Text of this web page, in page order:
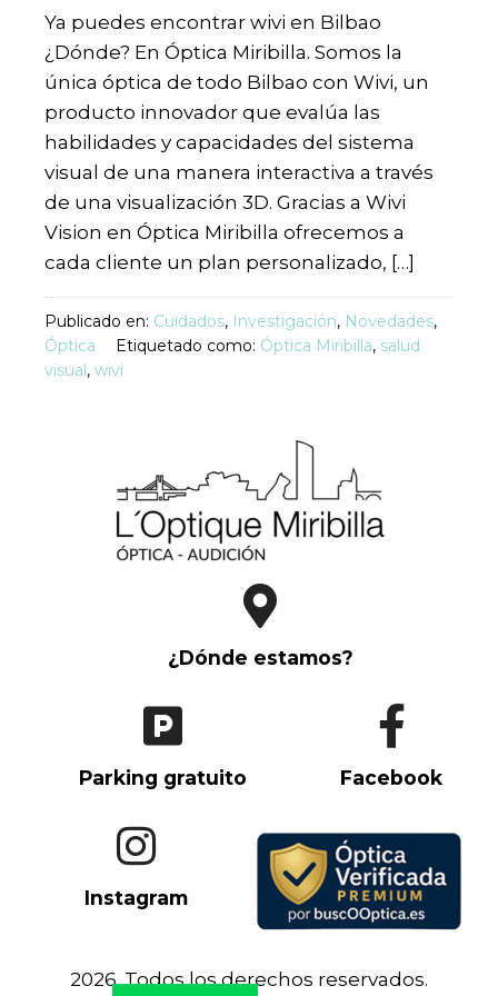
Ya puedes encontrar wivi en Bilbao
¿Dónde? En Óptica Miribilla. Somos la
única óptica de todo Bilbao con Wivi, un
producto innovador que evalúa las
habilidades y capacidades del sistema
visual de una manera interactiva a través
de una visualización 3D. Gracias a Wivi
Vision en Óptica Miribilla ofrecemos a
cada cliente un plan personalizado, […]
Publicado en: Cuidados, Investigación, Novedades,
Óptica
Etiquetado como: Óptica Miribilla, salud
visual, wivi
¿Dónde estamos?
Parking gratuito Facebook
Instagram
2026. Todos los derechos reservados.